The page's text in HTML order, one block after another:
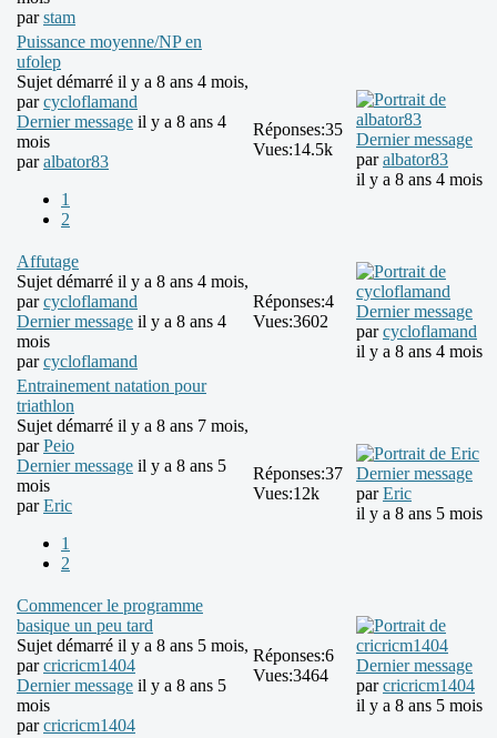
parstam
Puissance moyenne/NP en
ufolep
Sujet démarré il y a 8 ans 4 mois,
parcycloflamand
Dernier message il y a 8 ans 4
mois
paralbator83
1
2
Réponses:35
Vues:14.5k
Dernier message
paralbator83
il y a 8 ans 4 mois
Affutage
Sujet démarré il y a 8 ans 4 mois,
parcycloflamand
Dernier message il y a 8 ans 4
mois
parcycloflamand
Réponses:4
Vues:3602
Dernier message
parcycloflamand
il y a 8 ans 4 mois
Entrainement natation pour
triathlon
Sujet démarré il y a 8 ans 7 mois,
parPeio
Dernier message il y a 8 ans 5
mois
parEric
1
2
Réponses:37
Vues:12k
Dernier message
parEric
il y a 8 ans 5 mois
Commencer le programme
basique un peu tard
Sujet démarré il y a 8 ans 5 mois,
parcricricm1404
Dernier message il y a 8 ans 5
mois
parcricricm1404
Réponses:6
Vues:3464
Dernier message
parcricricm1404
il y a 8 ans 5 mois